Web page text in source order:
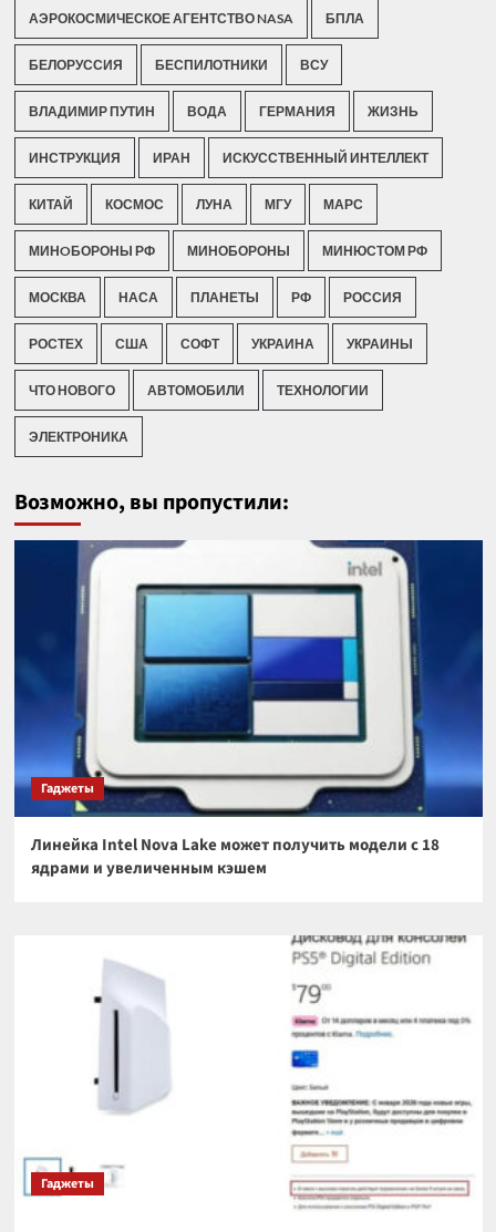
АЭРОКОСМИЧЕСКОЕ АГЕНТСТВО NASA БПЛА
БЕЛОРУССИЯ БЕСПИЛОТНИКИ ВСУ
ВЛАДИМИР ПУТИН ВОДА ГЕРМАНИЯ ЖИЗНЬ
ИНСТРУКЦИЯ ИРАН ИСКУССТВЕННЫЙ ИНТЕЛЛЕКТ
КИТАЙ КОСМОС ЛУНА МГУ МАРС
МИНOБОРОНЫ РФ МИНОБОРОНЫ МИНЮСТОМ РФ
МОСКВА НАСА ПЛАНЕТЫ РФ РОССИЯ
РОСТЕХ США СОФТ УКРАИНА УКРАИНЫ
ЧТО НОВОГО АВТОМОБИЛИ ТЕХНОЛОГИИ
ЭЛЕКТРОНИКА
Возможно, вы пропустили:
Гаджеты
Линейка Intel Nova Lake может получить модели с 18
ядрами и увеличенным кэшем
Гаджеты